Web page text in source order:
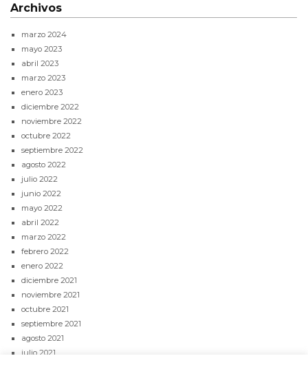
Archivos
marzo 2024
mayo 2023
abril 2023
marzo 2023
enero 2023
diciembre 2022
noviembre 2022
octubre 2022
septiembre 2022
agosto 2022
julio 2022
junio 2022
mayo 2022
abril 2022
marzo 2022
febrero 2022
enero 2022
diciembre 2021
noviembre 2021
octubre 2021
septiembre 2021
agosto 2021
julio 2021